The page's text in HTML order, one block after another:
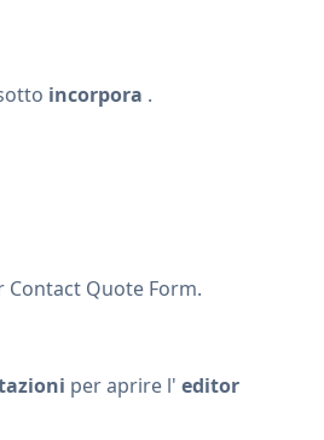
incorpora .
Quote Form.
per aprire l' editor